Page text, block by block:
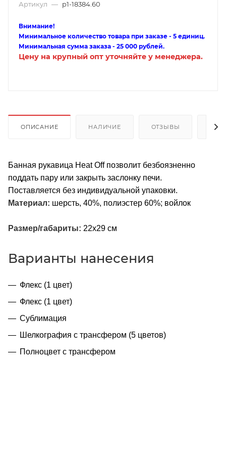
Артикул — p1-18384.60
Внимание!
Минимальное количество товара при заказе - 5 единиц.
Минимальная сумма заказа - 25 000 рублей.
Цену на крупный опт уточняйте у менеджера.
ОПИСАНИЕ НАЛИЧИЕ ОТЗЫВЫ
Банная рукавица Heat Off позволит безбоязненно
поддать пару или закрыть заслонку печи.
Поставляется без индивидуальной упаковки.
Материал: шерсть, 40%, полиэстер 60%; войлок
Размер/габариты: 22х29 см
Варианты нанесения
Флекс (1 цвет)
Флекс (1 цвет)
Сублимация
Шелкография с трансфером (5 цветов)
Полноцвет с трансфером